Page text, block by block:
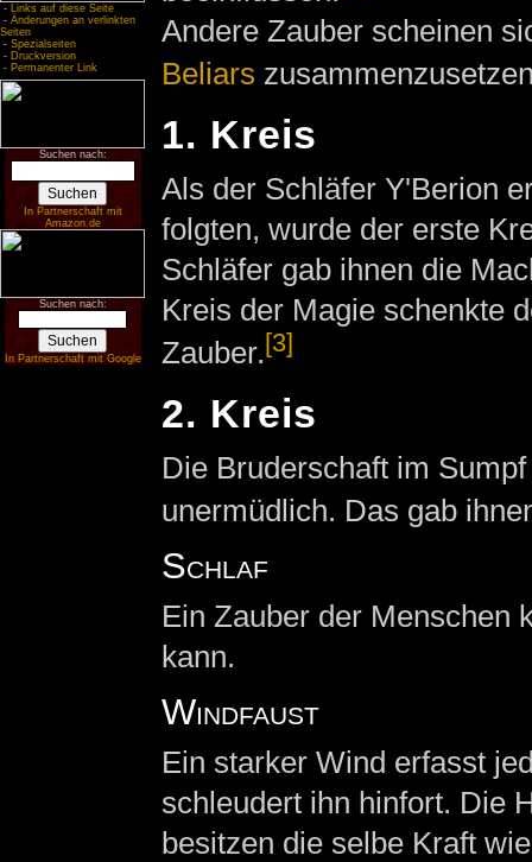
- Links auf diese Seite
- Änderungen an verlinkten
Seiten
- Spezialseiten
- Druckversion
- Permanenter Link
Suchen nach:
In Partnerschaft mit
Amazon.de
Suchen nach:
In Partnerschaft mit Google
Andere Zauber scheinen
Beliars
1. Kreis
Als der Schläfer Y'Berion
folgten, wurde der erste
Schläfer gab ihnen die
Kreis der Magie schenkte
Zauber.[3]
2. Kreis
Die Bruderschaft im
unermüdlich. Das gab
Schlaf
Ein Zauber der Menschen
kann.
Windfaust
Ein starker Wind erfasst
schleudert ihn hinfort. Die
besitzen die selbe Kraft